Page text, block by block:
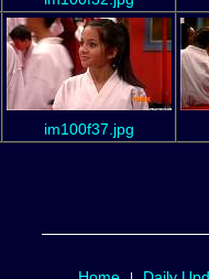
im100f37.jpg